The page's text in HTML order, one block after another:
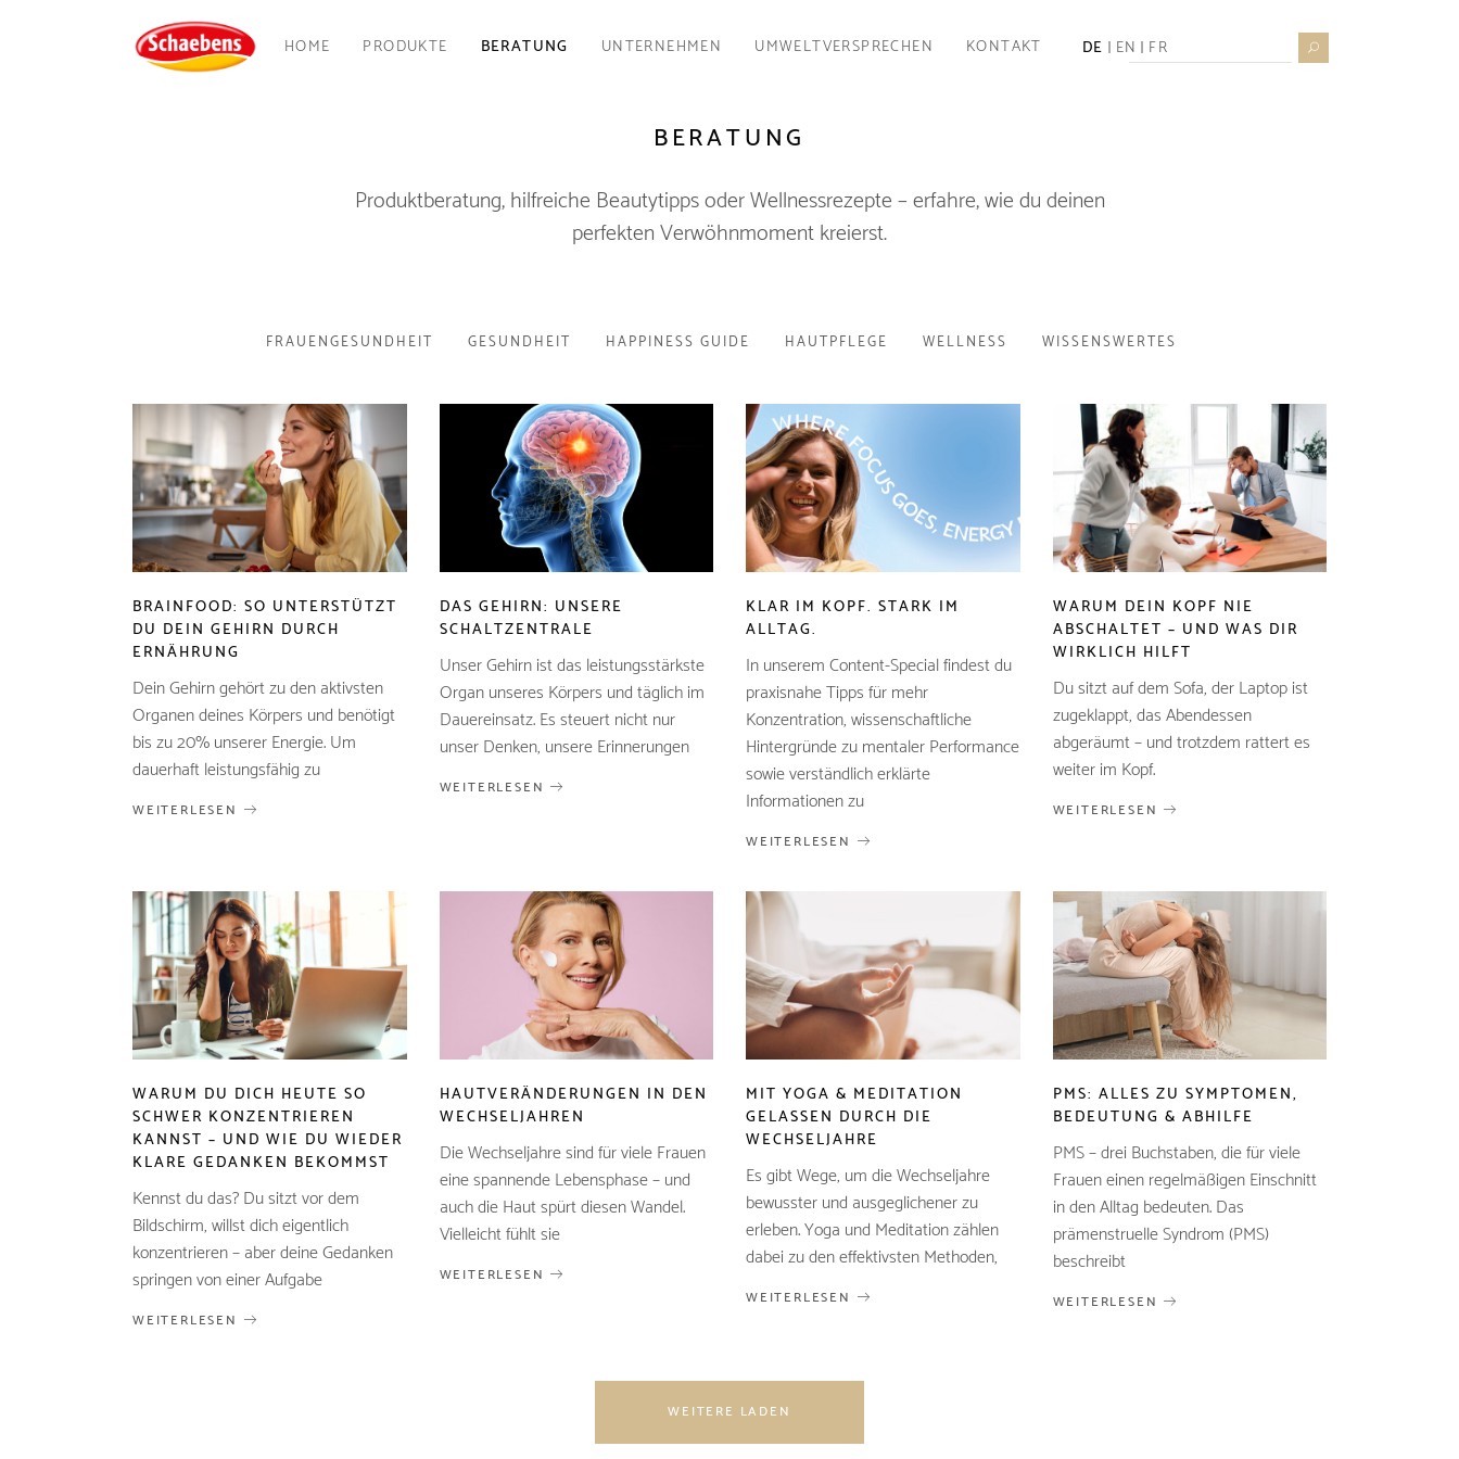
HOME PRODUKTE BERATUNG UNTERNEHMEN UMWELTVERSPRECHEN KONTAKT DE EN FR
BERATUNG
Produktberatung, hilfreiche Beautytipps oder Wellnessrezepte – erfahre, wie du deinen
perfekten Verwöhnmoment kreierst.
FRAUENGESUNDHEIT GESUNDHEIT HAPPINESS GUIDE HAUTPFLEGE WELLNESS WISSENSWERTES
BRAINFOOD: SO UNTERSTÜTZT
DU DEIN GEHIRN DURCH
ERNÄHRUNG
Dein Gehirn gehört zu den aktivsten
Organen deines Körpers und benötigt
bis zu 20% unserer Energie. Um
dauerhaft leistungsfähig zu
WEITERLESEN
DAS GEHIRN: UNSERE
SCHALTZENTRALE
Unser Gehirn ist das leistungsstärkste
Organ unseres Körpers und täglich im
Dauereinsatz. Es steuert nicht nur
unser Denken, unsere Erinnerungen
WEITERLESEN
KLAR IM KOPF. STARK IM
ALLTAG.
In unserem Content-Special findest du
praxisnahe Tipps für mehr
Konzentration, wissenschaftliche
Hintergründe zu mentaler Performance
sowie verständlich erklärte
Informationen zu
WEITERLESEN
WARUM DEIN KOPF NIE
ABSCHALTET – UND WAS DIR
WIRKLICH HILFT
Du sitzt auf dem Sofa, der Laptop ist
zugeklappt, das Abendessen
abgeräumt – und trotzdem rattert es
weiter im Kopf.
WEITERLESEN
WARUM DU DICH HEUTE SO
SCHWER KONZENTRIEREN
KANNST – UND WIE DU WIEDER
KLARE GEDANKEN BEKOMMST
Kennst du das? Du sitzt vor dem
Bildschirm, willst dich eigentlich
konzentrieren – aber deine Gedanken
springen von einer Aufgabe
WEITERLESEN
HAUTVERÄNDERUNGEN IN DEN
WECHSELJAHREN
Die Wechseljahre sind für viele Frauen
eine spannende Lebensphase – und
auch die Haut spürt diesen Wandel.
Vielleicht fühlt sie
WEITERLESEN
MIT YOGA & MEDITATION
GELASSEN DURCH DIE
WECHSELJAHRE
Es gibt Wege, um die Wechseljahre
bewusster und ausgeglichener zu
erleben. Yoga und Meditation zählen
dabei zu den effektivsten Methoden,
WEITERLESEN
PMS: ALLES ZU SYMPTOMEN,
BEDEUTUNG & ABHILFE
PMS – drei Buchstaben, die für viele
Frauen einen regelmäßigen Einschnitt
in den Alltag bedeuten. Das
prämenstruelle Syndrom (PMS)
beschreibt
WEITERLESEN
WEITERE LADEN